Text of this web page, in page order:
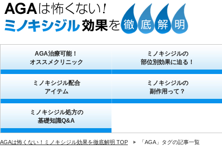
AGA治療可能！
オススメクリニック
ミノキシジルの
部位別効果に迫る！
ミノキシジル配合
アイテム
ミノキシジルの
副作用って？
ミノキシジル処方の
基礎知識Q&A
AGAは怖くない！ミノキシジル効果を徹底解明 TOP 「AGA」タグの記事一覧